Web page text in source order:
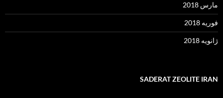
مارس 2018
فوریه 2018
ژانویه 2018
SADERAT ZEOLITE IRAN